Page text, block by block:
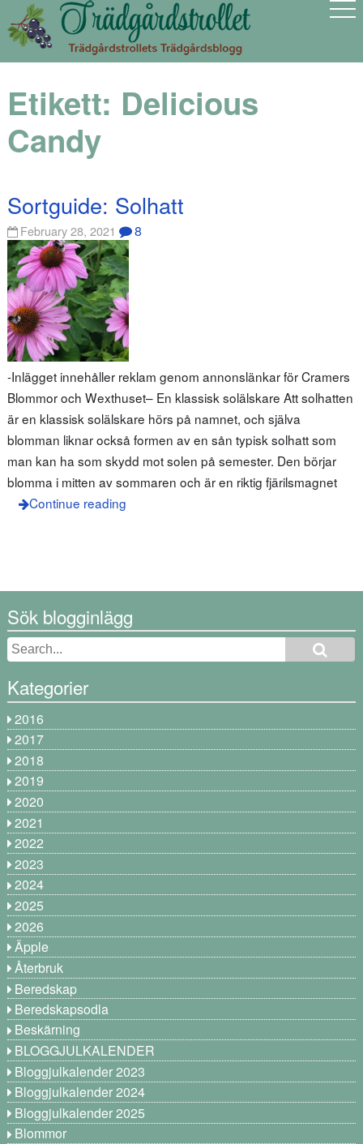
Etikett: Delicious
Candy
Sortguide: Solhatt
February 28, 2021 8
-Inlägget innehåller reklam genom annonslänkar för Cramers
Blommor och Wexthuset– En klassisk solälskare Att solhatten
är en klassisk solälskare hörs på namnet, och själva
blomman liknar också formen av en sån typisk solhatt som
man kan ha som skydd mot solen på semester. Den börjar
blomma i mitten av sommaren och är en riktig fjärilsmagnet
Continue reading
Sök blogginlägg
Kategorier
2016
2017
2018
2019
2020
2021
2022
2023
2024
2025
2026
Äpple
Återbruk
Beredskap
Beredskapsodla
Beskärning
BLOGGJULKALENDER
Bloggjulkalender 2023
Bloggjulkalender 2024
Bloggjulkalender 2025
Blommor